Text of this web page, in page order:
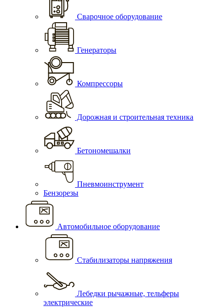
Сварочное оборудование
Генераторы
Компрессоры
Дорожная и строительная техника
Бетономешалки
Пневмоинструмент
Бензорезы
Автомобильное оборудование
Стабилизаторы напряжения
Лебедки рычажные, тельферы
электрические